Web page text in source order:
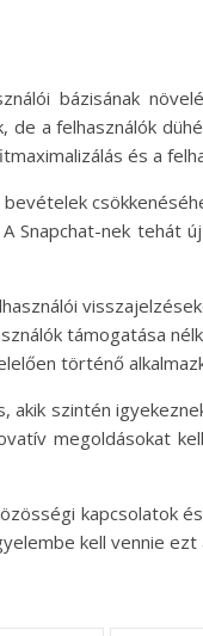
bázisának
a felhasználók
és a
Snapchat-nek tehát
támogatása
történő
szintén
megoldásokat
kapcsolatok
kell vennie